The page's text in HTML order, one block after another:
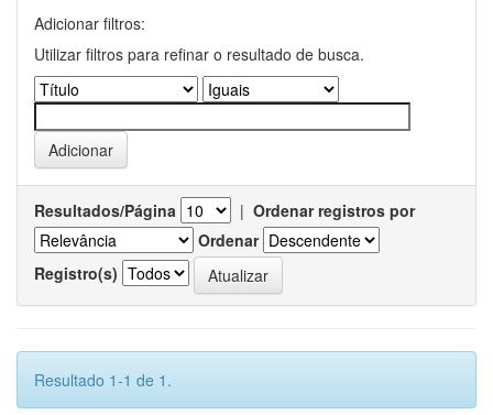
Adicionar filtros:
Utilizar filtros para refinar o resultado de busca.
Resultados/Página | Ordenar registros por
Ordenar
Registro(s)
Resultado 1-1 de 1.